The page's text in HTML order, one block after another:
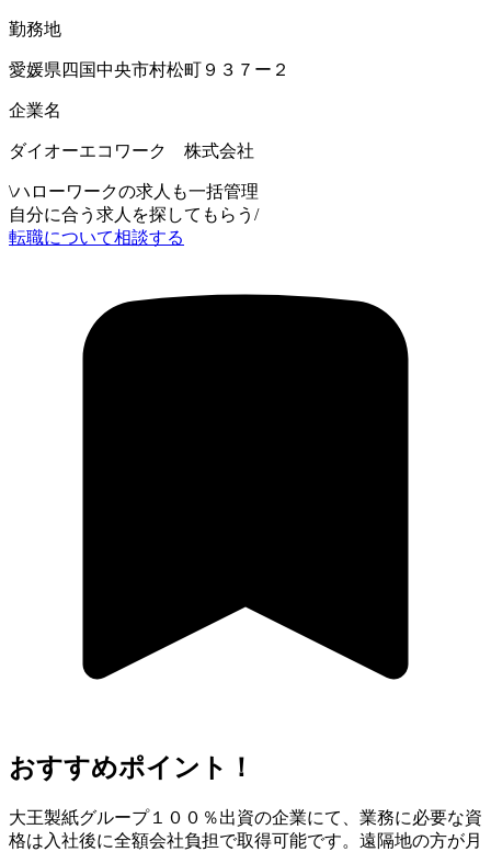
勤務地
愛媛県四国中央市村松町９３７ー２
企業名
ダイオーエコワーク 株式会社
\ハローワークの求人も一括管理
自分に合う求人を探してもらう /
転職について相談する
おすすめポイント！
大王製紙グループ１００％出資の企業にて、業務に必要な資
格は入社後に全額会社負担で取得可能です。遠隔地の方が月